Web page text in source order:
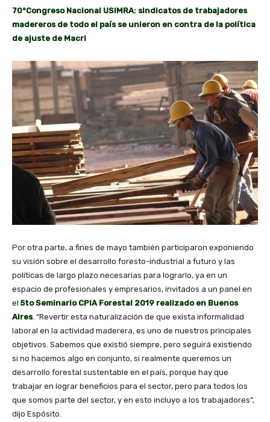
70°Congreso Nacional USIMRA: sindicatos de trabajadores
madereros de todo el país se unieron en contra de la política
de ajuste de Macri
Por otra parte, a fines de mayo también participaron exponiendo
su visión sobre el desarrollo foresto-industrial a futuro y las
políticas de largo plazo necesarias para lograrlo, ya en un
espacio de profesionales y empresarios, invitados a un panel en
el 5to Seminario CPIA Forestal 2019 realizado en Buenos
Aires. “Revertir esta naturalización de que exista informalidad
laboral en la actividad maderera, es uno de nuestros principales
objetivos. Sabemos que existió siempre, pero seguirá existiendo
si no hacemos algo en conjunto, si realmente queremos un
desarrollo forestal sustentable en el país, porque hay que
trabajar en lograr beneficios para el sector, pero para todos los
que somos parte del sector, y en esto incluyo a los trabajadores”,
dijo Espósito.